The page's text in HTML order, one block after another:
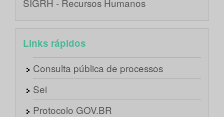
SIGRH - Recursos Humanos
Links rápidos
Consulta pública de processos
Sei
Protocolo GOV.BR